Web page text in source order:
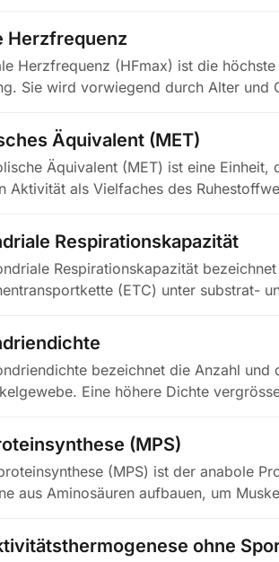
Herzfrequenz
Herzfrequenz (HFmax) ist die
Sie wird vorwiegend durch Alter und
Äquivalent (MET)
Äquivalent (MET) ist eine Einheit,
Aktivität als Vielfaches des
Respirationskapazität
Respirationskapazität
(ETC) unter substrat-
bezeichnet die Anzahl
Eine höhere Dichte
(MPS)
(MPS) ist der anabole
aus Aminosäuren aufbauen, um
ohne